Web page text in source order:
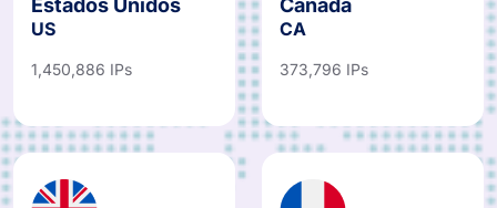
Estados Unidos
US
1,450,886 IPs
Canadá
CA
373,796 IPs